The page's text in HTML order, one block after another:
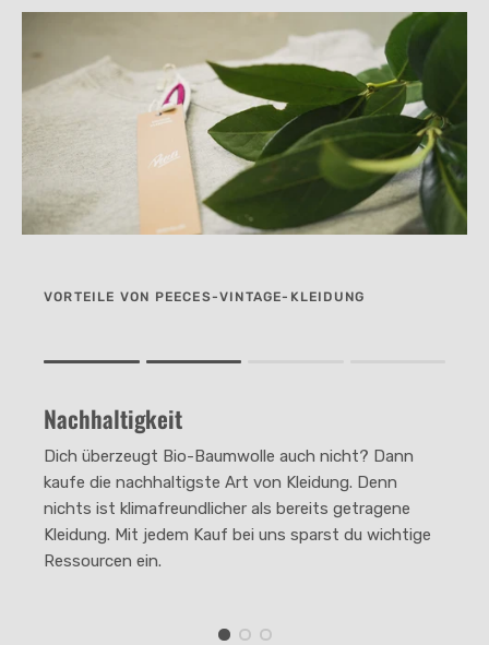
VORTEILE VON PEECES-VINTAGE-KLEIDUNG
The rating of this product for "" is 2.
Nachhaltigkeit
Dich überzeugt Bio-Baumwolle auch nicht? Dann
kaufe die nachhaltigste Art von Kleidung. Denn
nichts ist klimafreundlicher als bereits getragene
Kleidung. Mit jedem Kauf bei uns sparst du wichtige
Ressourcen ein.